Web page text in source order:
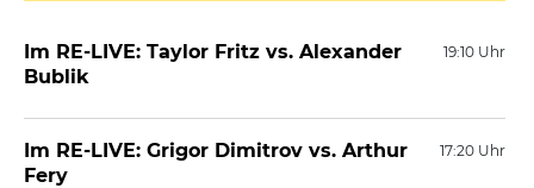
19:10 Uhr
Im RE-LIVE: Taylor Fritz vs. Alexander
Bublik
17:20 Uhr
Im RE-LIVE: Grigor Dimitrov vs. Arthur
Fery